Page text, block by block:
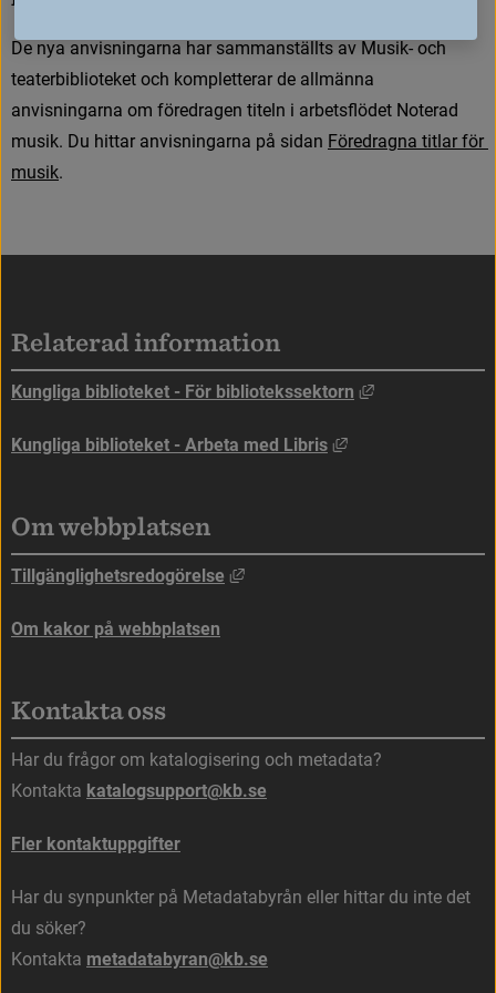
De nya anvisningarna har sammanställts av Musik- och
teaterbiblioteket och kompletterar de allmänna
anvisningarna om föredragen titeln i arbetsfödet Noterad
musik. Du hittar anvisningarna på sidan Föredragna titlar för
musik.
Relaterad information
Kungliga biblioteket - För bibliotekssektorn Länk till annan
Kungliga biblioteket - Arbeta med Libris Länk till annan
Om webbplatsen
Tillgänglighetsredogörelse Länk till annan webbplats,
Om kakor på webbplatsen
Kontakta oss
Har du frågor om katalogisering och metadata?
Kontakta katalogsupport@kb.se
Fler kontaktuppgifter
Har du synpunkter på Metadatabyrån eller hittar du inte det
du söker?
Kontakta metadatabyran@kb.se